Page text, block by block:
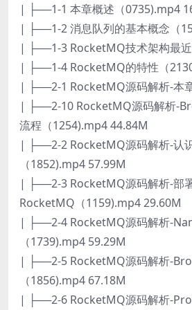
| ├──1-1 本章概述（0735).mp4
| ├──1-2 消息队列的基本概念（
| ├──1-3 RocketMQ技术架构最
| ├──1-4 RocketMQ的特性（
| ├──2-1 RocketMQ源码解析-本
| ├──2-10 RocketMQ源码解析-
流程（1254).mp4 44.84M
| ├──2-2 RocketMQ源码解析-认
（1852).mp4 57.99M
| ├──2-3 RocketMQ源码解析-部
RocketMQ（1159).mp4 29.60M
| ├──2-4 RocketMQ源码解析-
（1739).mp4 59.29M
| ├──2-5 RocketMQ源码解析-
（1856).mp4 67.18M
| ├──2-6 RocketMQ源码解析-